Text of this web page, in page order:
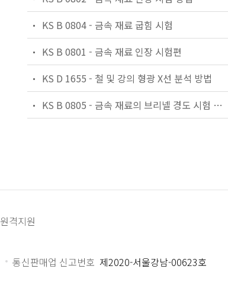
KS B 0804 - 금속 재료 굽힘 시험
KS B 0801 - 금속 재료 인장 시험편
KS D 1655 - 철 및 강의 형광 X선 분석 방법
KS B 0805 - 금속 재료의 브리넬 경도 시험 방법
원격지원
통신판매업 신고번호 제2020-서울강남-00623호